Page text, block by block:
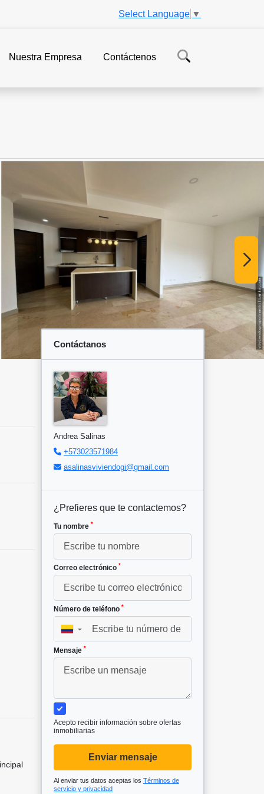
Select Language ▼
Nuestra Empresa Contáctenos
Contáctanos
Andrea Salinas
+573023571984
asalinasviviendogi@gmail.com
¿Prefieres que te contactemos?
Tu nombre *
Correo electrónico *
Número de teléfono *
▼
Mensaje *
Acepto recibir información sobre ofertas
inmobiliarias
Enviar mensaje
Al enviar tus datos aceptas los Términos de
servicio y privacidad